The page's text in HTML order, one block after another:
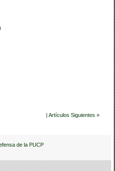
| Artículos Siguientes »